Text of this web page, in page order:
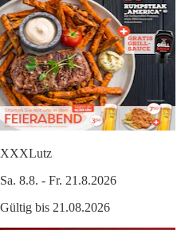
XXXLutz
Sa. 8.8. - Fr. 21.8.2026
Gültig bis 21.08.2026